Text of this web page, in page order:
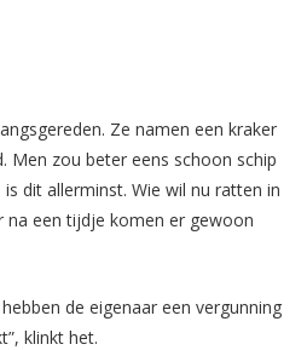
Ze namen een kraker
Men zou beter eens schoon schip
dit allerminst. Wie wil nu ratten in
na een tijdje komen er gewoon
de eigenaar een vergunning
klinkt het.